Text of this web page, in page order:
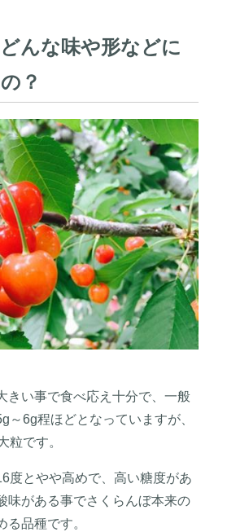
んな味や形などに
？
きい事で食べ応え十分で、一般
～6g程ほどとなっていますが、
粒です。
度とやや高めで、高い糖度があ
味がある事でさくらんぼ本来の
る品種です。